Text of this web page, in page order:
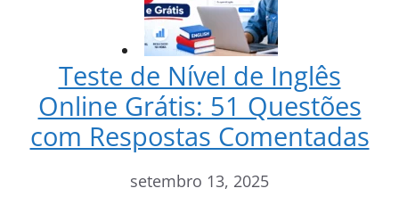
Teste de Nível de Inglês
Online Grátis: 51 Questões
com Respostas Comentadas
setembro 13, 2025